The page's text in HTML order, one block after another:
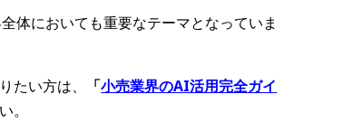
体においても重要なテーマとなっていま
たい方は、
「小売業界のAI活用完全ガイ
。